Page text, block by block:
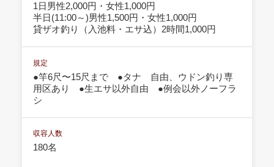
1日男性2,000円・女性1,000円
半日(11:00～)男性1,500円・女性1,000円
貸ザオ釣り（入池料・エサ込）2時間1,000円
規定
●竿6尺〜15尺まで ●タナ 自由、ウドン釣り専
用区あり ●生エサ以外自由 ●例会以外ノーフラ
シ
収容人数
180名